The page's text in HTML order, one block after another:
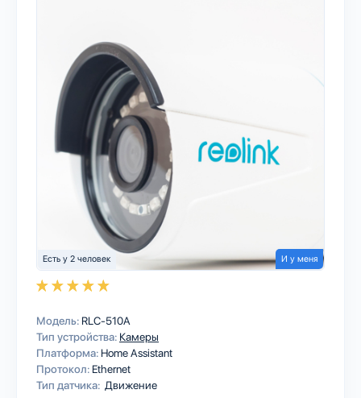
Есть у 2 человек И у меня
Модель: RLC-510A
Тип устройства: Камеры
Платформа: Home Assistant
Протокол: Ethernet
Тип датчика: Движение